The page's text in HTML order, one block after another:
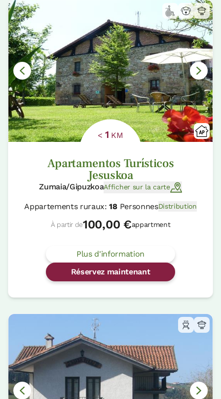
< 1 KM
Apartamentos Turísticos
Jesuskoa
Zumaia/GipuzkoaAfficher sur la carte
Appartements ruraux:18PersonnesDistribution
À partir de100,00 €appartment
Plus d'information
Réservez maintenant